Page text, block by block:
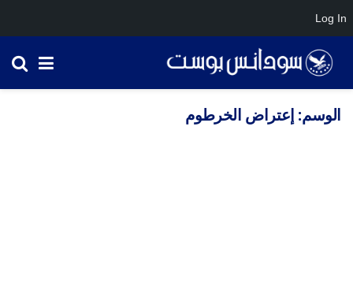
الوسم: إعتراض الخرطوم
Log In